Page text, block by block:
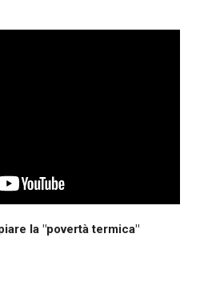
la "povertà termica"